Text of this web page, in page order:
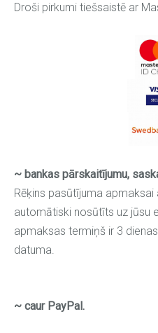
Droši pirkumi tiešsaistē ar
~ bankas pārskaitījumu,
Rēķins pasūtījuma
automātiski nosūtīts uz jūsu
apmaksas termiņš ir 3
datuma.
~ caur PayPal.